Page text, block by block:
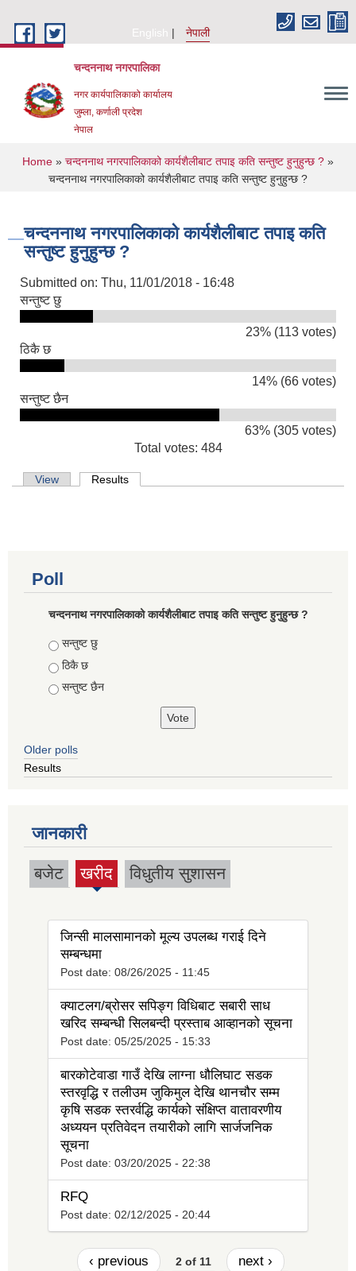
English
नेपाली
चन्दननाथ नगरपालिका
नगर कार्यपालिकाको कार्यालय
जुम्ला, कर्णाली प्रदेश
नेपाल
You are here
Home » चन्दननाथ नगरपालिकाको कार्यशैलीबाट तपाइ कति सन्तुष्ट हुनुहुन्छ ? »
चन्दननाथ नगरपालिकाको कार्यशैलीबाट तपाइ कति सन्तुष्ट हुनुहुन्छ ?
चन्दननाथ नगरपालिकाको कार्यशैलीबाट तपाइ कति
सन्तुष्ट हुनुहुन्छ ?
Submitted on: Thu, 11/01/2018 - 16:48
सन्तुष्ट छु
23% (113 votes)
ठिकै छ
14% (66 votes)
सन्तुष्ट छैन
63% (305 votes)
Total votes: 484
Primary tabs
View Results
Poll
चन्दननाथ नगरपालिकाको कार्यशैलीबाट तपाइ कति सन्तुष्ट हुनुहुन्छ ?
Choices
सन्तुष्ट छु
ठिकै छ
सन्तुष्ट छैन
Older polls
Results
जानकारी
बजेट खरीद
(active
विधुतीय सुशासन
जिन्सी मालसामानको मूल्य उपलब्ध गराई दिने
सम्बन्धमा
Post date: 08/26/2025 - 11:45
क्याटलग/ब्रोसर सपिङ्ग विधिबाट सबारी साध
खरिद सम्बन्धी सिलबन्दी प्रस्ताब आव्हानको सूचना
Post date: 05/25/2025 - 15:33
बारकोटेवाडा गाउँ देखि लाग्ना धौलिघाट सडक
स्तरवृद्धि र तलीउम जुकिमुल देखि थानचौर सम्म
कृषि सडक स्तरर्वद्धि कार्यको संक्षिप्त वातावरणीय
अध्ययन प्रतिवेदन तयारीको लागि सार्जजनिक
सूचना
Post date: 03/20/2025 - 22:38
RFQ
Post date: 02/12/2025 - 20:44
‹ previous 2 of 11 next ›